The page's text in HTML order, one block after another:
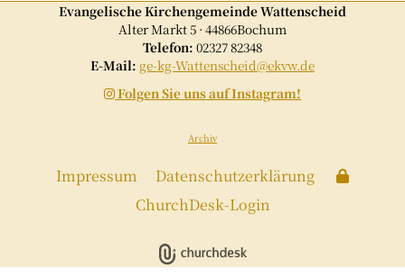
Evangelische Kirchengemeinde Wattenscheid
Alter Markt 5 · 44866Bochum
Telefon: 02327 82348
E-Mail: ge-kg-Wattenscheid@ekvw.de
 Folgen Sie uns auf Instagram!
Archiv
Impressum
Datenschutzerklärung
ChurchDesk-Login